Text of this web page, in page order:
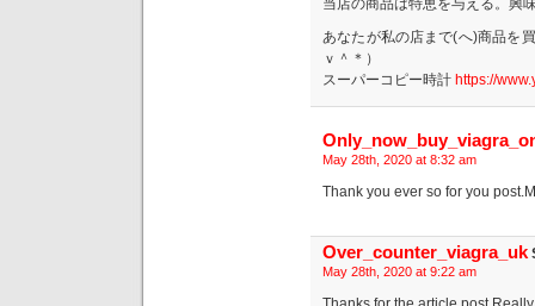
当店の商品は特恵を与える。興
あなたが私の店まで(へ)商品を
ｖ＾＊）
スーパーコピー時計 https://
May 28th, 2020 at 8:32 am
Thank you ever so for you
Over_counter_viagra_uk
May 28th, 2020 at 9:22 am